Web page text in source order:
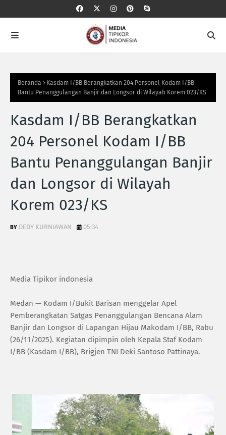
Beranda
Kasdam I/BB Berangkatkan 204 Personel Kodam I/BB
Bantu Penanggulangan Banjir dan Longsor di Wilayah Korem 023/KS
Kasdam I/BB Berangkatkan
204 Personel Kodam I/BB
Bantu Penanggulangan Banjir
dan Longsor di Wilayah
Korem 023/KS
DEDY KURNIAWAN 05:34
Media Tipikor indonesia
Medan — Kodam I/Bukit Barisan menggelar Apel
Pemberangkatan Satgas Penanggulangan Bencana Alam
Banjir dan Longsor di Lapangan Hijau Makodam I/BB, Rabu
(26/11/2025). Kegiatan dipimpin oleh Kepala Staf Kodam
I/BB (Kasdam I/BB), Brigjen TNI Deki Santoso Pattinaya.